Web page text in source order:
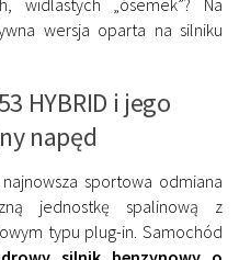
widlastych „ósemek”? Na
wersja oparta na silniku
HYBRID i jego
napęd
sportowa odmiana
jednostkę spalinową z
typu plug-in. Samochód